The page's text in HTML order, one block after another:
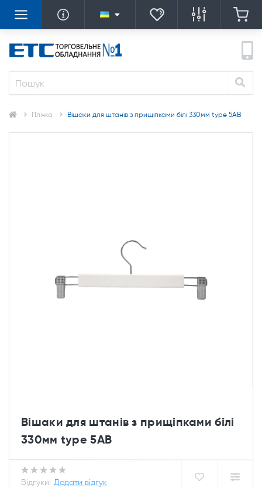
Плічка Вішаки для штанів з прищіпками білі 330мм type 5АВ
Вішаки для штанів з прищіпками білі
330мм type 5АВ
Відгуки: Додати відгук